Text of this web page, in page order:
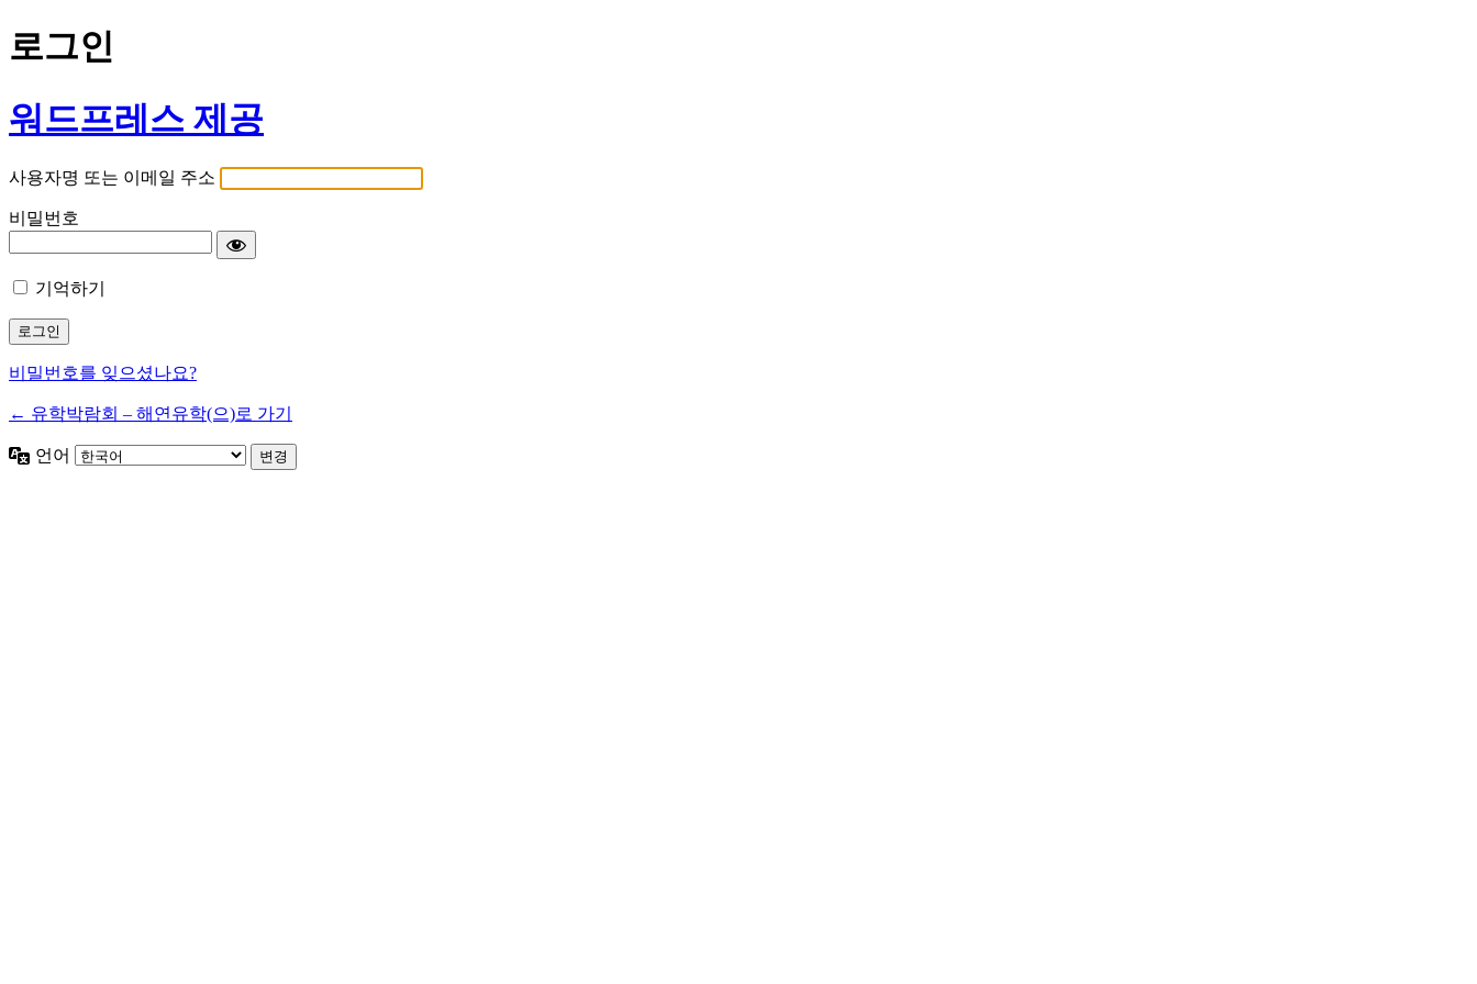
로그인
워드프레스 제공
사용자명 또는 이메일 주소
비밀번호
기억하기
비밀번호를 잊으셨나요?
← 유학박람회 – 해연유학(으)로 가기
언어